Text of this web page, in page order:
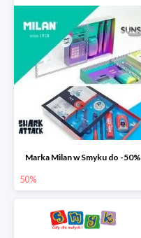
Marka Milan w Smyku do -50%
50%